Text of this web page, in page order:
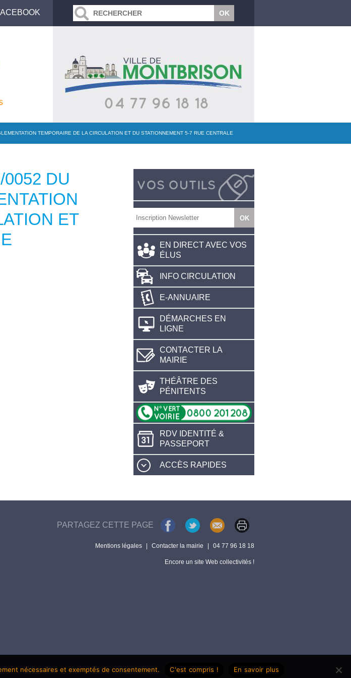
TEMPORAIRE DE LA CIRCULATION ET DU STATIONNEMENT 5-7 RUE CENTRALE
0052 DU
ET
EN DIRECT AVEC VOS
ÉLUS
INFO CIRCULATION
E-ANNUAIRE
DÉMARCHES EN
LIGNE
CONTACTER LA
MAIRIE
THÉÂTRE DES
PÉNITENTS
RDV IDENTITÉ &
PASSEPORT
ACCÈS RAPIDES
PARTAGEZ CETTE PAGE
Mentions légales Contacter la mairie 04 77 96 18 18
Encore un site Web collectivités !
nécessaires et exemptés de consentement. C'est compris ! En savoir plus